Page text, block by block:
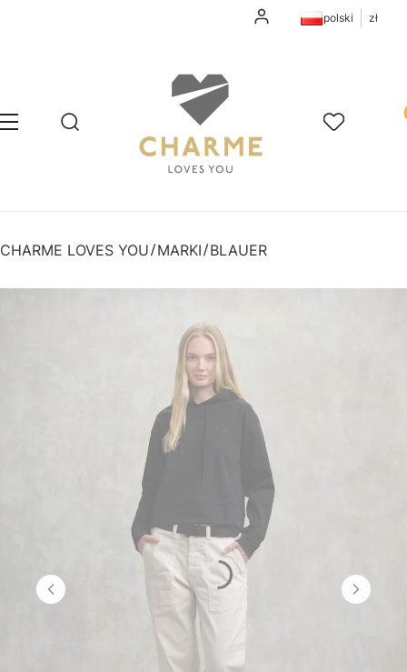
Zaloguj siępolski zł
Menu Otwórz wyszukiwarkę
Szukaj Ulubione
CHARME LOVES YOU MARKI BLAUER